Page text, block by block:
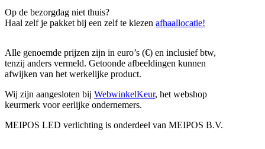
Op de bezorgdag niet thuis?
Haal zelf je pakket bij een zelf te kiezen afhaallocatie!
Alle genoemde prijzen zijn in euro’s (€) en inclusief btw,
tenzij anders vermeld. Getoonde afbeeldingen kunnen
afwijken van het werkelijke product.
Wij zijn aangesloten bij WebwinkelKeur, het webshop
keurmerk voor eerlijke ondernemers.
MEIPOS LED verlichting is onderdeel van MEIPOS B.V.